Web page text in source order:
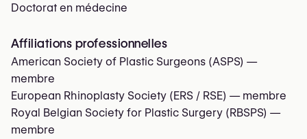
Doctorat en médecine
Affiliations professionnelles
American Society of Plastic Surgeons (ASPS) —
membre
European Rhinoplasty Society (ERS / RSE) — membre
Royal Belgian Society for Plastic Surgery (RBSPS) —
membre